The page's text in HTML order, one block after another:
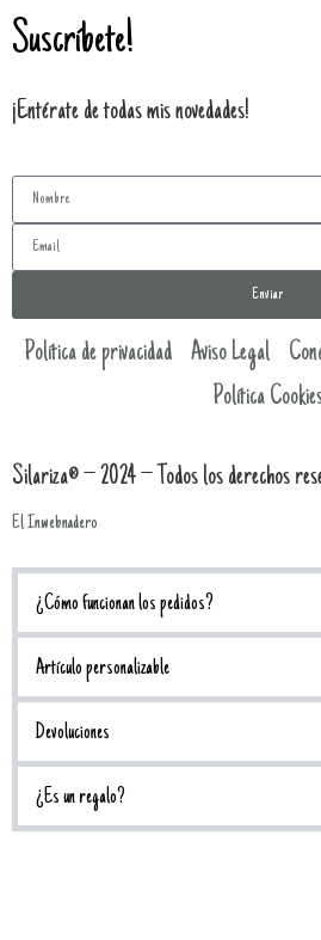
Suscríbete!
¡Entérate de todas mis novedades!
Enviar
Política de privacidad Aviso Legal
Política
Silariza® – 2024 – Todos los derechos
El Inwebnadero
¿Cómo funcionan los pedidos?
Artículo personalizable
Devoluciones
¿Es un regalo?